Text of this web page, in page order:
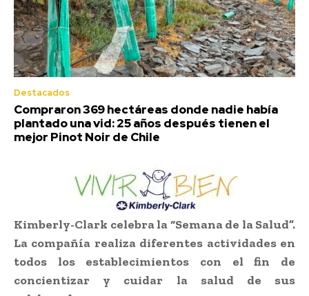
Destacados
Compraron 369 hectáreas donde nadie había
plantado una vid: 25 años después tienen el
mejor Pinot Noir de Chile
Kimberly-Clark celebra la “Semana de la Salud”.
La compañía realiza diferentes actividades en
todos los establecimientos con el fin de
concientizar y cuidar la salud de sus